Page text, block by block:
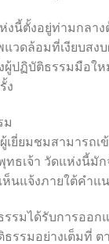
นี้ตั้งอยู่ท่ามกลาง
แวดล้อมที่เงียบส
ผู้ปฏิบัติธรรมมือใ
ง
ม
ยี่ยมชมสามารถเ
ธเจ้า วัดแห่งนี้มั
ห็นแจ้งภายใต้คำ
รมได้รับการออก
รรมอย่างเต็มที่ ต